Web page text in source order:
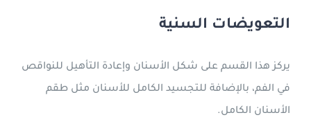
التعويضات السنية
يركز هذا القسم على شكل الأسنان وإعادة التأهيل للنواقص
في الفم، بالإضافة للتجسيد الكامل للأسنان مثل طقم
الأسنان الكامل.